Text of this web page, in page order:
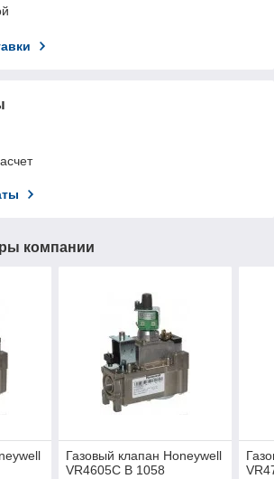
компании
Газовый клапан Honeywell
VR4605C B 1058